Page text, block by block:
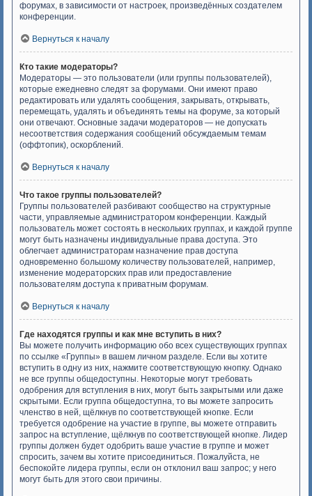
форумах, в зависимости от настроек, произведённых создателем
конференции.
Вернуться к началу
Кто такие модераторы?
Модераторы — это пользователи (или группы пользователей),
которые ежедневно следят за форумами. Они имеют право
редактировать или удалять сообщения, закрывать, открывать,
перемещать, удалять и объединять темы на форуме, за который
они отвечают. Основные задачи модераторов — не допускать
несоответствия содержания сообщений обсуждаемым темам
(оффтопик), оскорблений.
Вернуться к началу
Что такое группы пользователей?
Группы пользователей разбивают сообщество на структурные
части, управляемые администратором конференции. Каждый
пользователь может состоять в нескольких группах, и каждой группе
могут быть назначены индивидуальные права доступа. Это
облегчает администраторам назначение прав доступа
одновременно большому количеству пользователей, например,
изменение модераторских прав или предоставление
пользователям доступа к приватным форумам.
Вернуться к началу
Где находятся группы и как мне вступить в них?
Вы можете получить информацию обо всех существующих группах
по ссылке «Группы» в вашем личном разделе. Если вы хотите
вступить в одну из них, нажмите соответствующую кнопку. Однако
не все группы общедоступны. Некоторые могут требовать
одобрения для вступления в них, могут быть закрытыми или даже
скрытыми. Если группа общедоступна, то вы можете запросить
членство в ней, щёлкнув по соответствующей кнопке. Если
требуется одобрение на участие в группе, вы можете отправить
запрос на вступление, щёлкнув по соответствующей кнопке. Лидер
группы должен будет одобрить ваше участие в группе и может
спросить, зачем вы хотите присоединиться. Пожалуйста, не
беспокойте лидера группы, если он отклонил ваш запрос; у него
могут быть для этого свои причины.